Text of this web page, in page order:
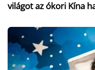
világot az ókori Kína